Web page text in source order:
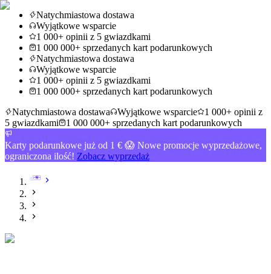
Natychmiastowa dostawa
Wyjątkowe wsparcie
1 000+ opinii z 5 gwiazdkami
1 000 000+ sprzedanych kart podarunkowych
Natychmiastowa dostawa
Wyjątkowe wsparcie
1 000+ opinii z 5 gwiazdkami
1 000 000+ sprzedanych kart podarunkowych
Natychmiastowa dostawa
Wyjątkowe wsparcie
1 000+ opinii z
5 gwiazdkami
1 000 000+ sprzedanych kart podarunkowych
Karty podarunkowe już od 1 € 😱 Nowe promocje wyprzedażowe,
ograniczona ilość! Zobacz wyprzedaż